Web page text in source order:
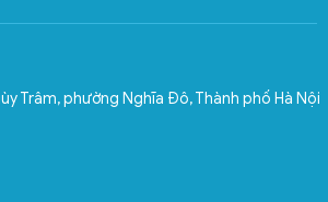
Trâm, phường Nghĩa Đô,Thành phố Hà Nội